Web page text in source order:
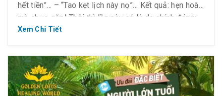
hết tiền”… – “Tao kẹt lịch này nọ”… Kết quả: hẹn hoài
mà chưa gặp! Thôi thì lần này có lý do chính đáng:
đi Jjim Jil Bang – Golden Lotus Healing […]
Xem Chi Tiết